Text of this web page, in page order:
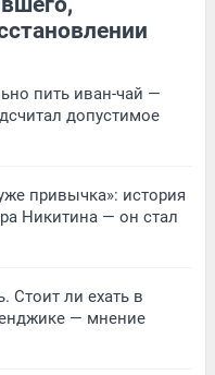
пить иван-чай —
допустимое
привычка»: история
Никитина — он стал
Стоит ли ехать в
— мнение